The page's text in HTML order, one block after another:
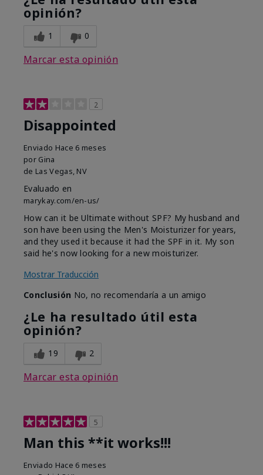
opinión?
1 0
Marcar esta opinión
2
Disappointed
Enviado Hace 6 meses
por Gina
de Las Vegas, NV
Evaluado en
marykay.com/en-us/
How can it be Ultimate without SPF? My husband and
son have been using the Men's Moisturizer for years,
and they used it because it had the SPF in it. My son
said he's now looking for a new moisturizer.
Mostrar Traducción
Conclusión No, no recomendaría a un amigo
¿Le ha resultado útil esta
opinión?
19 2
Marcar esta opinión
5
Man this **it works!!!
Enviado Hace 6 meses